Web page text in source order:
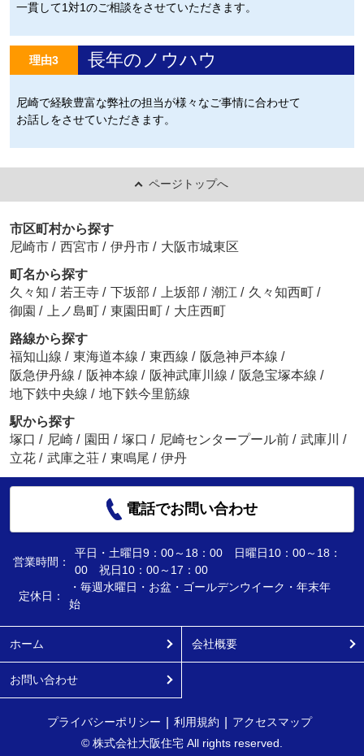
一貫して1対1のご相談をさせていただきます。
理由3 長年のノウハウ
尼崎で経験豊富な弊社の担当が様々なご事情に合わせて
お話しをさせていただきます。
ページトップへ
市区町村から探す
尼崎市 / 西宮市 / 伊丹市 / 大阪市城東区
町名から探す
久々知 / 若王寺 / 下坂部 / 上坂部 / 潮江 / 久々知西町 /
御園 / 上ノ島町 / 東園田町 / 大庄西町
路線から探す
福知山線 / 東海道本線 / 東西線 / 阪急神戸本線 /
阪急伊丹線 / 阪神本線 / 阪神武庫川線 / 阪急宝塚本線 /
地下鉄中央線 / 地下鉄今里筋線
駅から探す
塚口 / 尼崎 / 園田 / 塚口 / 尼崎センタープール前 / 武庫川
/
立花 / 武庫之荘 / 東鳴尾 / 伊丹
電話でお問い合わせ
営業時間：
平日・土曜日9：00～18：00 日曜日10：00～18：
00 祝日10：00～17：00
定休日：
・毎週水曜日・お盆・ゴールデンウイーク・年末年
始
ホーム 会社概要
お問い合わせ
プライバシーポリシー 利用規約
アクセスマップ
© 株式会社大阪住宅 All rights reserved.